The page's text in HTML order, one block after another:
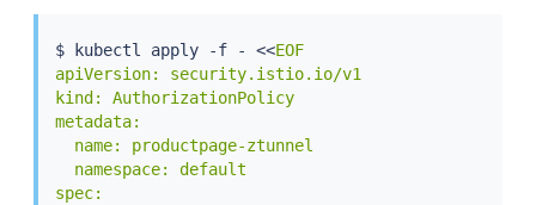
$ kubectl apply -f - <<EOF
apiVersion: security.istio.io/v1
kind: AuthorizationPolicy
metadata:
  name: productpage-ztunnel
  namespace: default
spec: